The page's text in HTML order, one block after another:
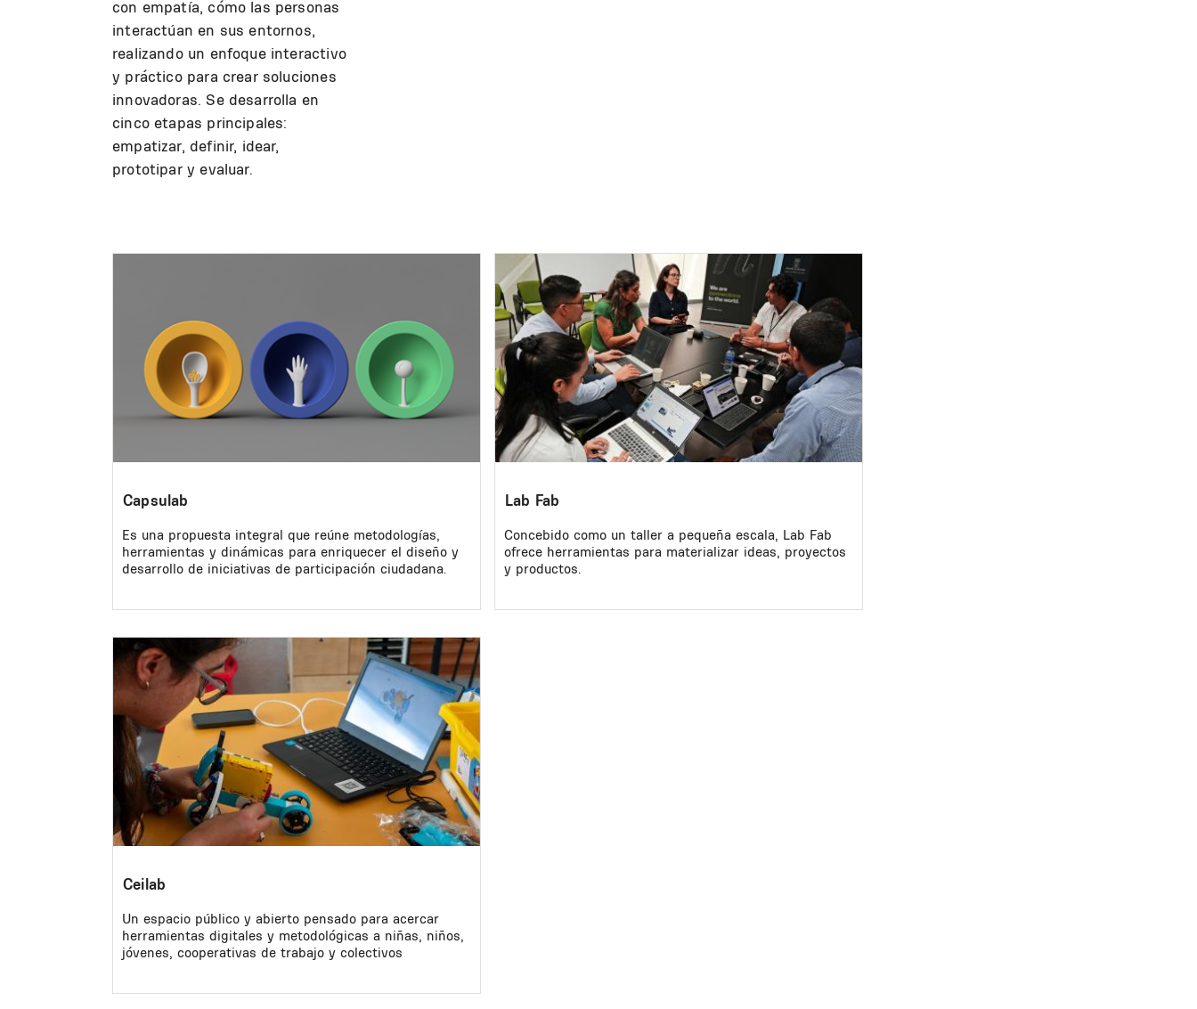
con empatía, cómo las personas
interactúan en sus entornos,
realizando un enfoque interactivo
y práctico para crear soluciones
innovadoras. Se desarrolla en
cinco etapas principales:
empatizar, definir, idear,
prototipar y evaluar.
Capsulab
Es una propuesta integral que reúne metodologías,
herramientas y dinámicas para enriquecer el diseño y
desarrollo de iniciativas de participación ciudadana.
Image
Lab Fab
Concebido como un taller a pequeña escala, Lab Fab
ofrece herramientas para materializar ideas, proyectos
y productos.
Image
Ceilab
Un espacio público y abierto pensado para acercar
herramientas digitales y metodológicas a niñas, niños,
jóvenes, cooperativas de trabajo y colectivos